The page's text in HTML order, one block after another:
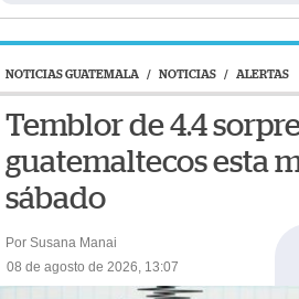
NOTICIAS GUATEMALA / NOTICIAS / ALERTAS
Temblor de 4.4
guatemaltecos esta
sábado
Por Susana Manai
08 de agosto de 2026, 13:07